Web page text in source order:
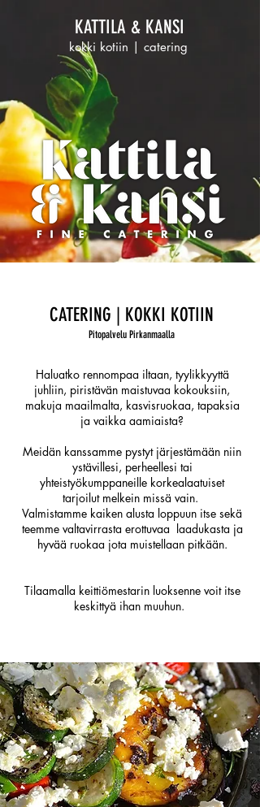
kokki kotiin | catering
KATTILA & KANSI
CATERING | KOKKI KOTIIN
Pitopalvelu Pirkanmaalla
Haluatko rennompaa iltaan, tyylikkyyttä
juhliin, piristävän maistuvaa kokouksiin,
makuja maailmalta, kasvisruokaa, tapaksia
ja vaikka aamiaista?
Meidän kanssamme pystyt järjestämään niin
ystävillesi, perheellesi tai
yhteistyökumppaneille korkealaatuiset
tarjoilut melkein missä vain.
Valmistamme kaiken alusta loppuun itse sekä
teemme valtavirrasta erottuvaa laadukasta ja
hyvää ruokaa jota muistellaan pitkään.
Tilaamalla keittiömestarin luoksenne voit itse
keskittyä ihan muuhun.